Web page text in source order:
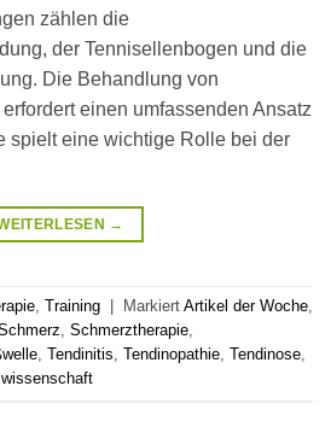
zählen die
der Tennisellenbogen und die
Die Behandlung von
einen umfassenden Ansatz
spielt eine wichtige Rolle bei der
→
, Training Markiert Artikel der Woche,
, Schmerztherapie,
, Tendinitis, Tendinopathie, Tendinose,